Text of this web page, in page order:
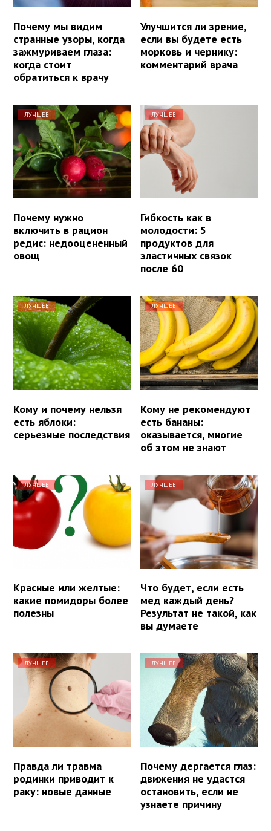
Почему мы видим
странные узоры, когда
зажмуриваем глаза:
когда стоит
обратиться к врачу
Улучшится ли зрение,
если вы будете есть
морковь и чернику:
комментарий врача
ЛУЧШЕЕ
Почему нужно
включить в рацион
редис: недооцененный
овощ
ЛУЧШЕЕ
Гибкость как в
молодости: 5
продуктов для
эластичных связок
после 60
ЛУЧШЕЕ
Кому и почему нельзя
есть яблоки:
серьезные последствия
ЛУЧШЕЕ
Кому не рекомендуют
есть бананы:
оказывается, многие
об этом не знают
ЛУЧШЕЕ
Красные или желтые:
какие помидоры более
полезны
ЛУЧШЕЕ
Что будет, если есть
мед каждый день?
Результат не такой, как
вы думаете
ЛУЧШЕЕ
Правда ли травма
родинки приводит к
раку: новые данные
ЛУЧШЕЕ
Почему дергается глаз:
движения не удастся
остановить, если не
узнаете причину